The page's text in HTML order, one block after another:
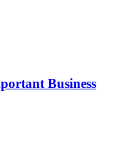
Business